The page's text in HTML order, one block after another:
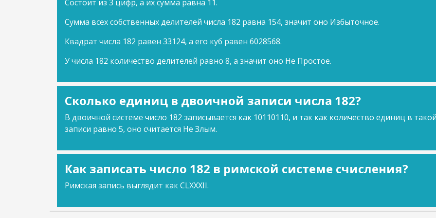
Состоит из 3 цифр, а их сумма равна 11.
Сумма всех собственных делителей числа 182 равна 154, значит оно Избыточное.
Квадрат числа 182 равен 33124, а его куб равен 6028568.
У числа 182 количество делителей равно 8, а значит оно Не Простое.
Сколько единиц в двоичной записи числа 182?
В двоичной системе число 182 записывается как 10110110, и так как количество единиц в
записи равно 5, оно считается Не Злым.
Как записать число 182 в римской системе счисления?
Римская запись выглядит как CLXXXII.